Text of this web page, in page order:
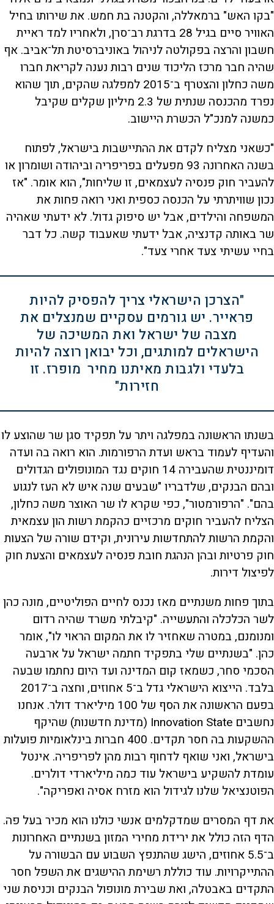
"בקו האש" ברמאללה, והקטנה בת חמש. את שירותו בחיל
האוויר סיים בגיל 28 בדרגת רב־סרן, ולאחריו למד ראיית
חשבון והרצה בפקולטה לניהול באוניברסיטת תל־אביב. אף
שהיה חבר מרכז הליכוד שנים רבות נענה לקריאת חברו
משה כחלון והצטרף ב־2015 למפלגה שהקים, תוך שהוא
נפרד מהכנסה שנתית של 2.3 מיליון שקלים שקיבל
כמשנה למנכ"ל הכשרת היישוב.
"כשאני מצליח לקדם את ההתיישבות בישראל, לפתוח
בשנה האחרונה 93 מפעלים בפריפריה וביהודה ושומרון או
להעביר חוק פנסיה לעצמאים, זו שליחות", הוא אומר. "אז
נכון שוויתרתי על הכנסה כספית ואני רואה פחות את
המשפחה והילדים, אבל יש סיפוק גדול. לא ידעתי שאהיה
שר באותה קדנציה, אבל ידעתי שאעבוד קשה. כל דבר
בחיי עשיתי צעד אחרי צעד".
"הצרכן הישראלי צריך להפסיק להיות
פראייר. יש גורמים עסקיים שמנצלים את
מצבה של ישראל ואת המשיכה של
הישראלים למותגים, וכל יבואן רוצה להיות
בלעדי ולגבות מאיתנו מחיר מופרז. זו
חזירות"
בשנתו הראשונה במפלגה ויתר על תפקיד סגן שר שהוצע לו
והעדיף לעמוד בראש ועדת הרפורמות. הוא רואה בה ועדה
דומיננטית שהעבירה 14 חוקים נגד המונופולים הגדולים
ובהם הבנקים, שלדבריו "שבעים שנה איש לא העז לנגוע
בהם". "הרפורמטור", כפי שקרא לו שר האוצר משה כחלון,
הצליח להעביר חוקים מרכזיים כהקמת רשות הון עצמאית
והקמת הרשות להתחדשות עירונית, וקידם שורה של הצעות
חוק פרטיות ובהן הנהגת חובת פנסיה לעצמאים והצעת חוק
לפיצול דירות.
בתוך פחות משנתיים מאז נכנס לחיים הפוליטיים, מונה כהן
לשר הכלכלה והתעשייה. "קיבלתי משרד שהיה רדום
ומנומנם, במטרה שאחזיר לו את המקום הראוי לו", אומר
כהן. "בשנתיים שלי בתפקיד חתמה ישראל על ארבעה
הסכמי סחר, כשמאז קום המדינה ועד היום נחתמו שבעה
בלבד. הייצוא הישראלי גדל ב־5 אחוזים, וחצה ב־2017
בפעם הראשונה את הסף של 100 מיליארד דולר. אנחנו
נחשבים Innovation State (מדינת חדשנות) שהיקף
ההשקעות בה חסר תקדים. 400 חברות בינלאומיות פועלות
בישראל, ואני שואף לדחוף רבות מהן לפריפריה. אינטל
עומדת להשקיע בישראל עוד כמה מיליארדי דולרים.
הפוטנציאל שלנו לגידול הוא מזרח אסיה ואפריקה".
את דף המסרים שמדקלמים אנשי כולנו הוא מכיר בעל פה.
הדף הזה כולל את ירידת מחירי המזון בשנתיים האחרונות
ב־5.5 אחוזים, הישג שהתנפץ השבוע עם הבשורה על
ההתייקרויות. עוד כוללת רשימת ההישגים את השפל חסר
התקדים באבטלה, ואת שבירת מונופול הבנקים וכניסת שני